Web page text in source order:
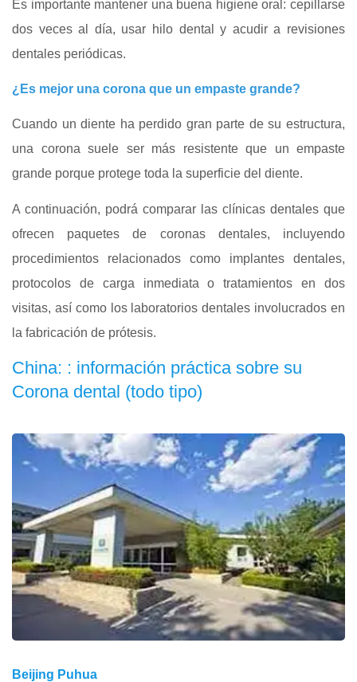
Es importante mantener una buena higiene oral: cepillarse
dos veces al día, usar hilo dental y acudir a revisiones
dentales periódicas.
¿Es mejor una corona que un empaste grande?
Cuando un diente ha perdido gran parte de su estructura,
una corona suele ser más resistente que un empaste
grande porque protege toda la superficie del diente.
A continuación, podrá comparar las clínicas dentales que
ofrecen paquetes de coronas dentales, incluyendo
procedimientos relacionados como implantes dentales,
protocolos de carga inmediata o tratamientos en dos
visitas, así como los laboratorios dentales involucrados en
la fabricación de prótesis.
China: : información práctica sobre su
Corona dental (todo tipo)
Beijing Puhua